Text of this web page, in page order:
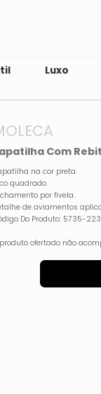
Luxo
Com
na cor preta.
quadrado.
por fivela.
de aviamentos
Do Produto: 5735-
ofertado não